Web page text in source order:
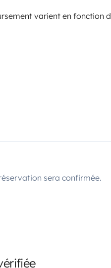
varient en fonction
sera confirmée.